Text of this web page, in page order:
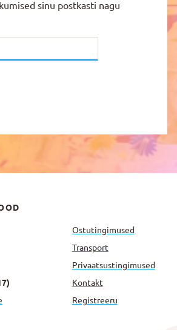
sinu postkasti nagu
Ostutingimused
Transport
Privaatsus­tingimused
Kontakt
Registreeru